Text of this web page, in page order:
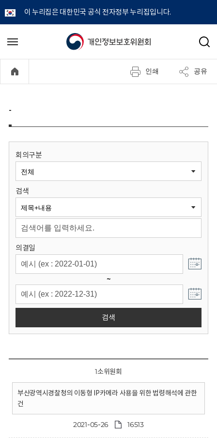
이 누리집은 대한민국 공식 전자정부 누리집입니다.
개
정
보
원
회
메
기
검
인쇄 공유
-
회의구분
검색
의결일
~
검색
1소위원회
부산광역시경찰청의 이동형 IP카메라 사용을 위한 법령해석에 관한
건
2021-05-26 16513